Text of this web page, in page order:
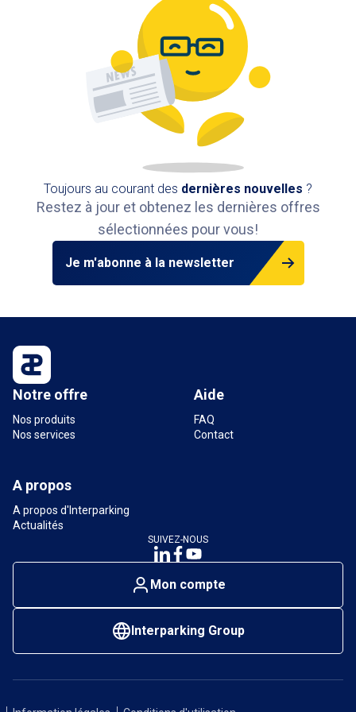
Toujours au courant des dernières nouvelles ?
Restez à jour et obtenez les dernières offres
sélectionnées pour vous!
Je m'abonne à la newsletter
Notre offre
Nos produits
Nos services
Aide
FAQ
Contact
A propos
A propos d'Interparking
Actualités
SUIVEZ-NOUS
Mon compte
Interparking Group